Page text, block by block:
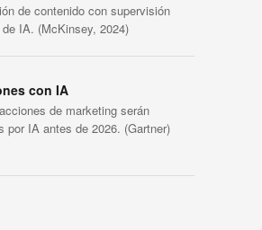
de contenido con supervisión
IA. (McKinsey, 2024)
con IA
de marketing serán
por IA antes de 2026. (Gartner)